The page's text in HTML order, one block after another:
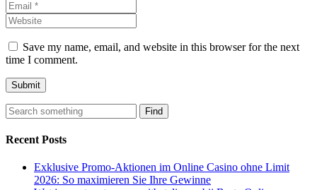
Save my name, email, and website in this browser for the next
time I comment.
Find
Recent Posts
Exklusive Promo-Aktionen im Online Casino ohne Limit
2026: So maximieren Sie Ihre Gewinne